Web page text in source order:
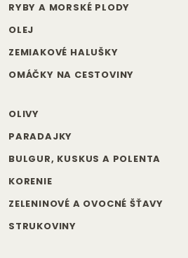
RYBY A MORSKÉ PLODY
OLEJ
ZEMIAKOVÉ HALUŠKY
OMÁČKY NA CESTOVINY
OLIVY
PARADAJKY
BULGUR, KUSKUS A POLENTA
KORENIE
ZELENINOVÉ A OVOCNÉ ŠŤAVY
STRUKOVINY